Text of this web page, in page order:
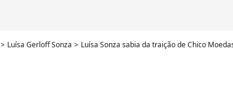
Luísa Gerloff Sonza Luísa Sonza sabia da traição de Chico